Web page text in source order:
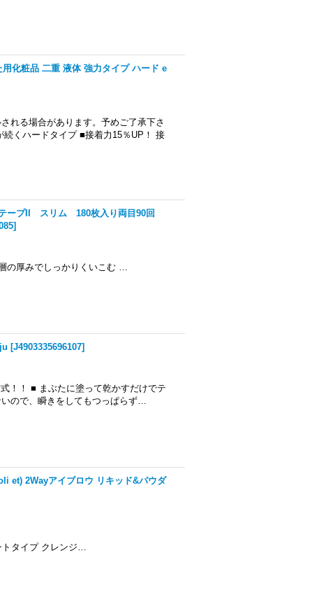
化粧品 二重 液体 強力タイプ ハード e
れる場合があります。予めご了承下さ
くハードタイプ ■接着力15％UP！ 接
ープII スリム 180枚入り両目90回
]
厚みでしっかりくいこむ …
[J4903335696107]
！！ ■ まぶたに塗って乾かすだけでテ
ので、瞬きをしてもつっぱらず…
et) 2Wayアイブロウ リキッド&パウダ
タイプ クレンジ…